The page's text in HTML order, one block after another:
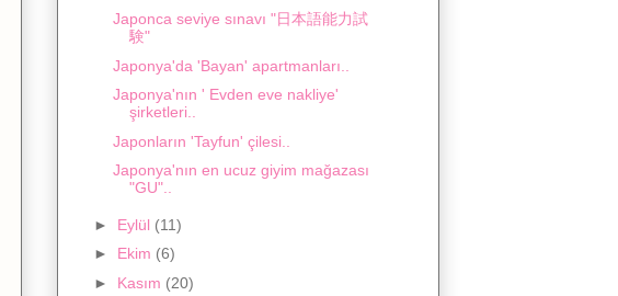
Japonca seviye sınavı "日本語能力試
験"
Japonya'da 'Bayan' apartmanları..
Japonya'nın ' Evden eve nakliye'
şirketleri..
Japonların 'Tayfun' çilesi..
Japonya'nın en ucuz giyim mağazası
"GU"..
► Eylül (11)
► Ekim (6)
► Kasım (20)